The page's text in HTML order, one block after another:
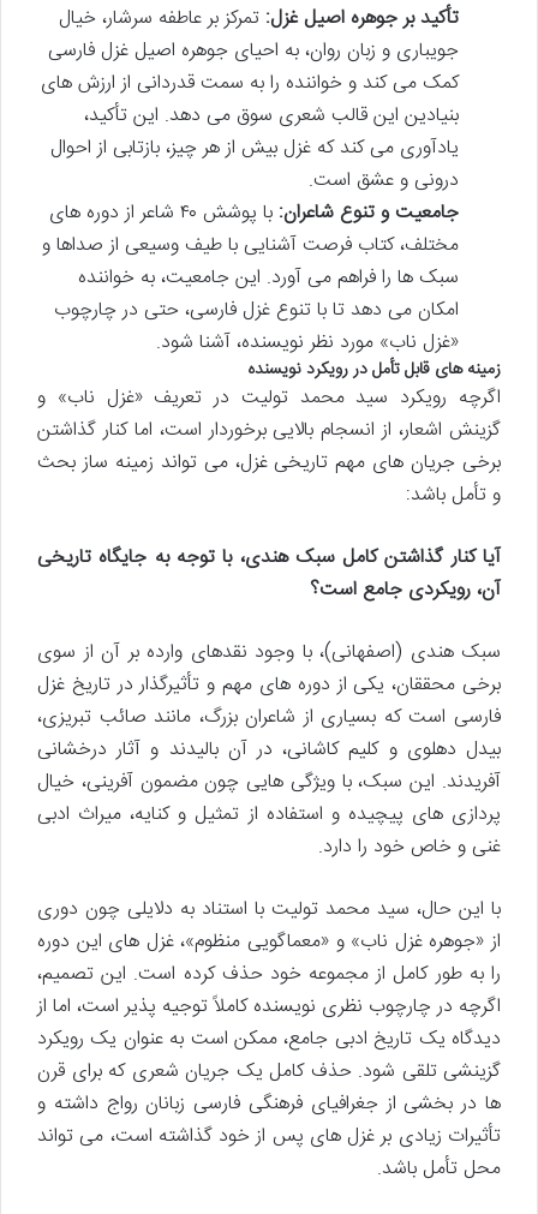
تأکید بر جوهره اصیل غزل: تمرکز بر عاطفه سرشار، خیال
جویباری و زبان روان، به احیای جوهره اصیل غزل فارسی
کمک می کند و خواننده را به سمت قدردانی از ارزش های
بنیادین این قالب شعری سوق می دهد. این تأکید،
یادآوری می کند که غزل بیش از هر چیز، بازتابی از احوال
درونی و عشق است.
جامعیت و تنوع شاعران:
با پوشش ۴۰ شاعر از دوره های
مختلف، کتاب فرصت آشنایی با طیف وسیعی از صداها و
سبک ها را فراهم می آورد. این جامعیت، به خواننده
امکان می دهد تا با تنوع غزل فارسی، حتی در چارچوب
«غزل ناب» مورد نظر نویسنده، آشنا شود.
زمینه های قابل تأمل در رویکرد نویسنده
اگرچه رویکرد سید محمد تولیت در تعریف «غزل ناب» و
گزینش اشعار، از انسجام بالایی برخوردار است، اما کنار گذاشتن
برخی جریان های مهم تاریخی غزل، می تواند زمینه ساز بحث
و تأمل باشد:
آیا کنار گذاشتن کامل سبک هندی، با توجه به جایگاه تاریخی
آن، رویکردی جامع است؟
سبک هندی (اصفهانی)، با وجود نقدهای وارده بر آن از سوی
برخی محققان، یکی از دوره های مهم و تأثیرگذار در تاریخ غزل
فارسی است که بسیاری از شاعران بزرگ، مانند صائب تبریزی،
بیدل دهلوی و کلیم کاشانی، در آن بالیدند و آثار درخشانی
آفریدند. این سبک، با ویژگی هایی چون مضمون آفرینی، خیال
پردازی های پیچیده و استفاده از تمثیل و کنایه، میراث ادبی
غنی و خاص خود را دارد.
با این حال، سید محمد تولیت با استناد به دلایلی چون دوری
از «جوهره غزل ناب» و «معماگویی منظوم»، غزل های این دوره
را به طور کامل از مجموعه خود حذف کرده است. این تصمیم،
اگرچه در چارچوب نظری نویسنده کاملاً توجیه پذیر است، اما از
دیدگاه یک تاریخ ادبی جامع، ممکن است به عنوان یک رویکرد
گزینشی تلقی شود. حذف کامل یک جریان شعری که برای قرن
ها در بخشی از جغرافیای فرهنگی فارسی زبانان رواج داشته و
تأثیرات زیادی بر غزل های پس از خود گذاشته است، می تواند
محل تأمل باشد.